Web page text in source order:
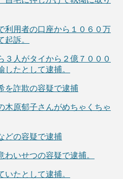
利用者の口座から１０６０万
起訴。
３人がタイから２億７０００
たとして逮捕。
を詐欺の容疑で逮捕
木原郁子さんがめちゃくちゃ
どの容疑で逮捕
いせつの容疑で逮捕。
たとして逮捕。